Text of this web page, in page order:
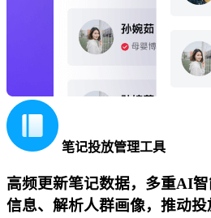
笔记投放管理工具
高频更新笔记数据，多重AI
信息、解析人群画像，推动投